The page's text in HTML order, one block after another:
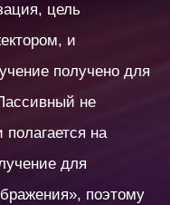
цель
и
получено для
не
на
для
поэтому